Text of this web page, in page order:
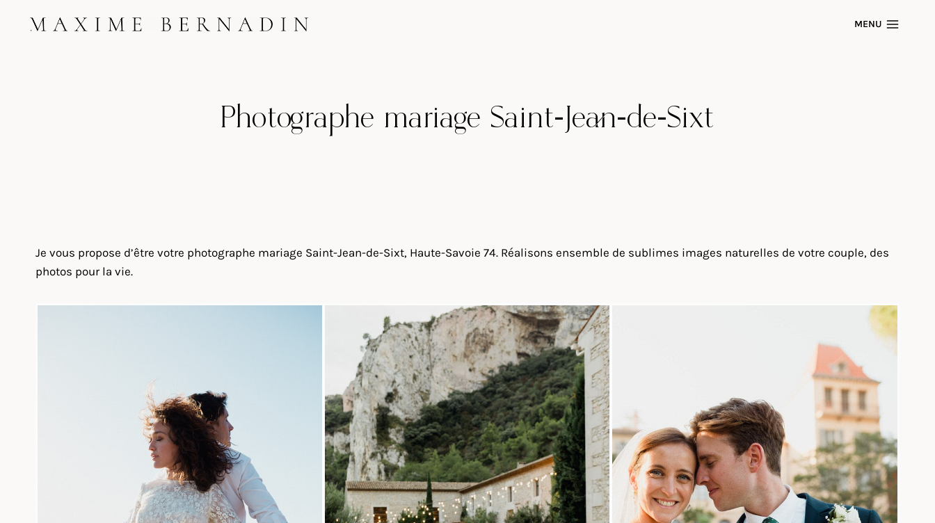
MENU
Photographe mariage Saint-Jean-de-Sixt
Je vous propose d’être votre photographe mariage Saint-Jean-de-Sixt, Haute-Savoie 74. Réalisons ensemble de sublimes images naturelles de votre couple, des
photos pour la vie.